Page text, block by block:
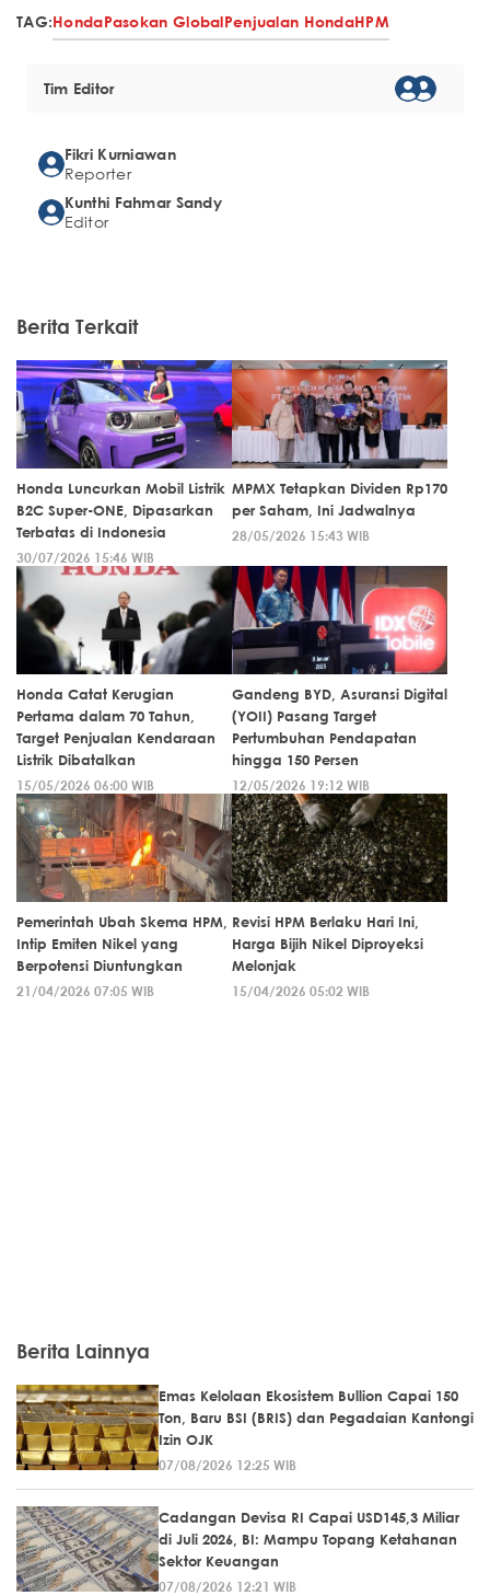
TAG:HondaPasokan GlobalPenjualan HondaHPM
Tim Editor
Fikri Kurniawan
Reporter
Kunthi Fahmar Sandy
Editor
Berita Terkait
Honda Luncurkan Mobil Listrik
B2C Super-ONE, Dipasarkan
Terbatas di Indonesia
30/07/2026 15:46 WIB
MPMX Tetapkan Dividen Rp170
per Saham, Ini Jadwalnya
28/05/2026 15:43 WIB
Honda Catat Kerugian
Pertama dalam 70 Tahun,
Target Penjualan Kendaraan
Listrik Dibatalkan
15/05/2026 06:00 WIB
Gandeng BYD, Asuransi Digital
(YOII) Pasang Target
Pertumbuhan Pendapatan
hingga 150 Persen
12/05/2026 19:12 WIB
Pemerintah Ubah Skema HPM,
Intip Emiten Nikel yang
Berpotensi Diuntungkan
21/04/2026 07:05 WIB
Revisi HPM Berlaku Hari Ini,
Harga Bijih Nikel Diproyeksi
Melonjak
15/04/2026 05:02 WIB
Berita Lainnya
Emas Kelolaan Ekosistem Bullion Capai 150
Ton, Baru BSI (BRIS) dan Pegadaian Kantongi
Izin OJK
07/08/2026 12:25 WIB
Cadangan Devisa RI Capai USD145,3 Miliar
di Juli 2026, BI: Mampu Topang Ketahanan
Sektor Keuangan
07/08/2026 12:21 WIB